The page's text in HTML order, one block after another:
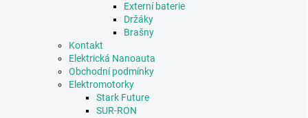
Externí baterie
Držáky
Brašny
Kontakt
Elektrická Nanoauta
Obchodní podmínky
Elektromotorky
Stark Future
SUR-RON